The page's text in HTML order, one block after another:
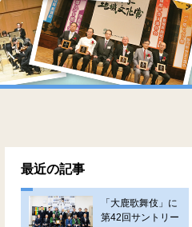
最近の記事
「大鹿歌舞伎」に
第42回サントリー